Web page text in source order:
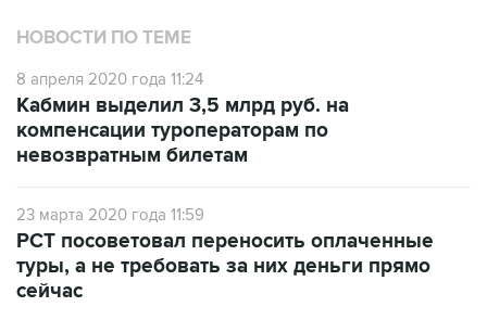
НОВОСТИ ПО ТЕМЕ
8 апреля 2020 года 11:24
Кабмин выделил 3,5 млрд руб. на
компенсации туроператорам по
невозвратным билетам
23 марта 2020 года 11:59
РСТ посоветовал переносить оплаченные
туры, а не требовать за них деньги прямо
сейчас